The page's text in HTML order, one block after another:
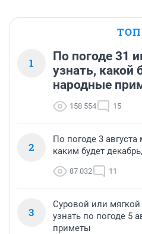
ТОП
1
По погоде 31
узнать, какой
народные
158 554 15
2
По погоде 3
каким будет
87 032 11
3
Суровой или
узнать по погоде 5
приметы